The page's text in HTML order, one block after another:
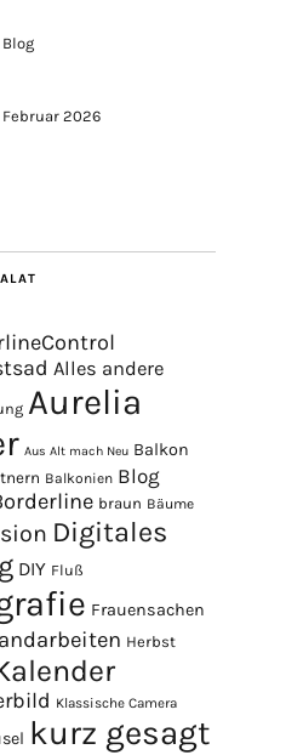
Blog
Februar 2026
Alles andere
Aurelia
Aus Alt mach Neu Balkon
Balkonien Blog
braun Bäume
Digitales
DIY Fluß
Frauensachen
Herbst
Klassische Camera
kurz gesagt